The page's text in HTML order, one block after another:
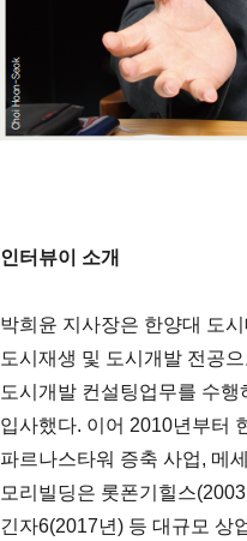
인터뷰이 소개
박희윤 지사장은 한양대 도
도시재생 및 도시개발 전공
도시개발 컨설팅업무를 수
입사했다. 이어 2010년부터
파르나스타워 증축 사업, 메
모리빌딩은 롯폰기힐스
긴자6(2017년) 등 대규모 상